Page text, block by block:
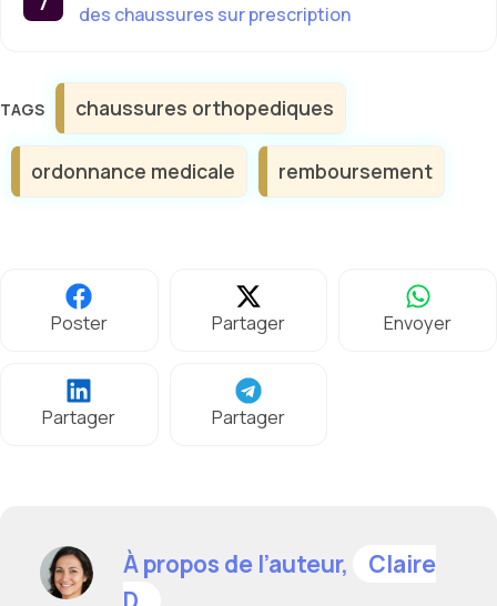
des chaussures sur prescription
Étiquettes
chaussures orthopediques
ordonnance medicale remboursement
Poster Partager Envoyer
Partager Partager
À propos de l’auteur,
Claire